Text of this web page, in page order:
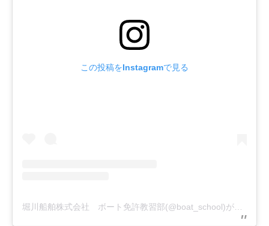
この投稿をInstagramで見る